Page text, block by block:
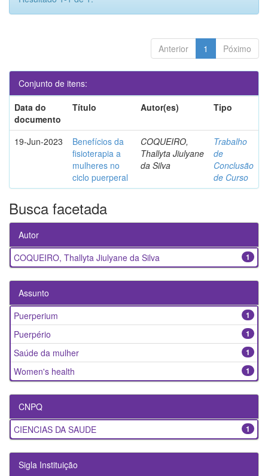
Anterior 1 Póximo
Conjunto de itens:
Data do
documento
Título Autor(es) Tipo
19-Jun-2023
Benefícios da
fisioterapia a
mulheres no
ciclo puerperal
COQUEIRO,
Thallyta Jiulyane
da Silva
Trabalho
de
Conclusão
de Curso
Busca facetada
Autor
1
COQUEIRO, Thallyta Jiulyane da Silva
Assunto
1
Puerperium
1
Puerpério
1
Saúde da mulher
1
Women's health
CNPQ
1
CIENCIAS DA SAUDE
Sigla Instituição